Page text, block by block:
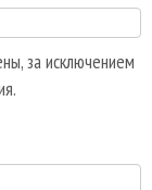
за исключением